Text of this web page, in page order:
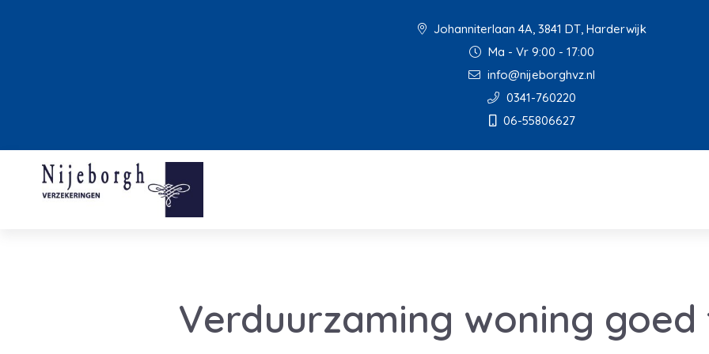
Johanniterlaan 4A, 3841 DT, Harderwijk
Ma - Vr 9:00 - 17:00
info@nijeborghvz.nl
0341-760220
06-55806627
Verduurzaming woning goed